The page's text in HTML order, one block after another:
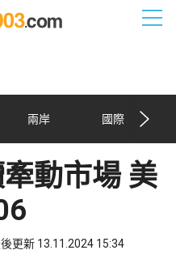
兩岸 國際
動市場 美
更新 13.11.2024 15:34